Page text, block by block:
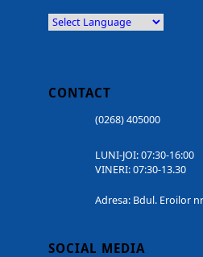
CONTACT
(0268) 405000
LUNI-JOI: 07:30-16:00
VINERI: 07:30-13.30
Adresa: Bdul. Eroilor
SOCIAL MEDIA